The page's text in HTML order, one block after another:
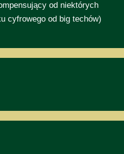
od niektórych
cyfrowego od big techów)